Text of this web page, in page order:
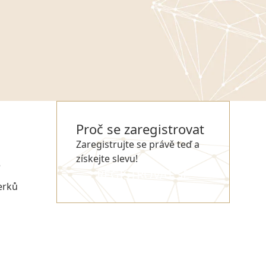
Proč se zaregistrovat
Zaregistrujte se právě teď a
získejte slevu!
REGISTROVAT SE